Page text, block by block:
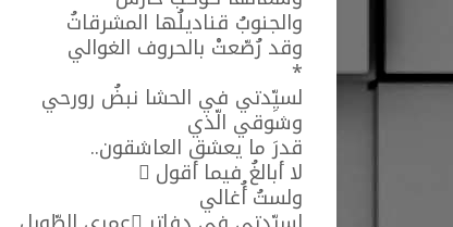
والجنوبُ قناديلُها المشرقاتُ
وقد رُصّعتْ بالحروف الغوالي
*
لسيِّدتي في الحشا نبضُ رورحي
وشوقي الّذي
قدرَ ما يعشق العاشقون..
لا أبالغُ فيما أقول ُ
ولستُ أُغالي